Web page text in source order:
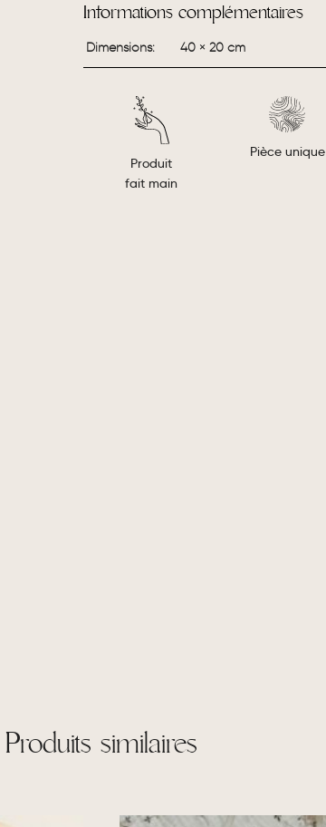
Informations complémentaires
Dimensions 40 × 20 cm
Produit
fait main
Pièce unique
Produits similaires